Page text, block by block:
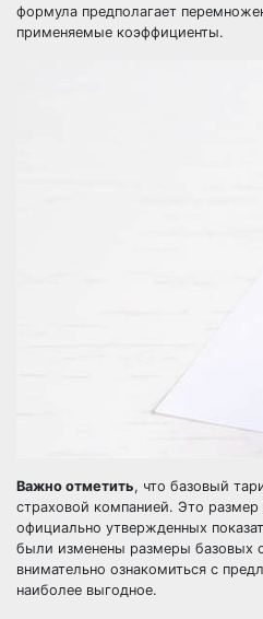
формула предполагает
применяемые коэффициенты.
Важно отметить, что базовый
страховой компанией. Это
официально утвержденных
были изменены размеры базовых
внимательно ознакомиться с
наиболее выгодное.